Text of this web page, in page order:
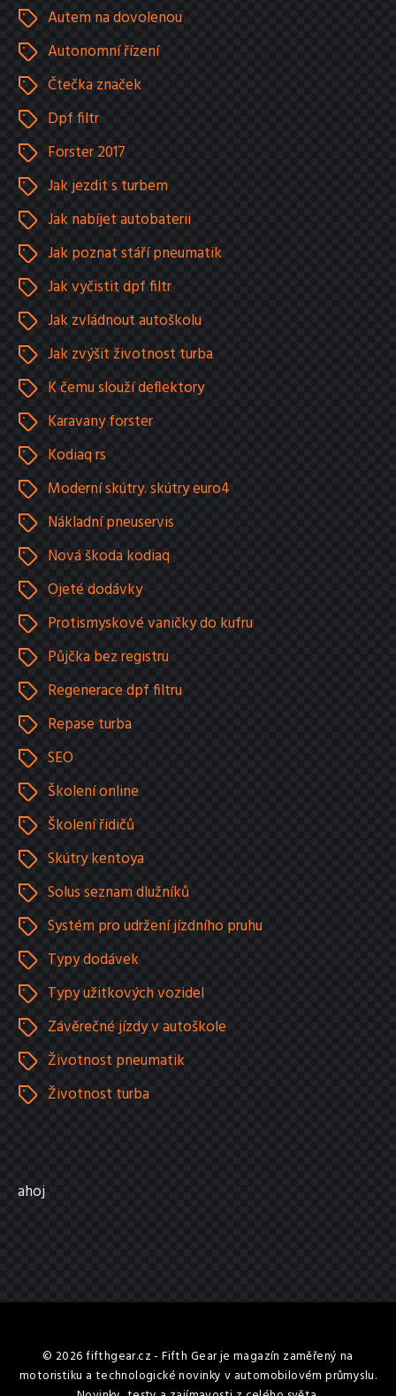
Autem na dovolenou
Autonomní řízení
Čtečka značek
Dpf filtr
Forster 2017
Jak jezdit s turbem
Jak nabíjet autobaterii
Jak poznat stáří pneumatik
Jak vyčistit dpf filtr
Jak zvládnout autoškolu
Jak zvýšit životnost turba
K čemu slouží deflektory
Karavany forster
Kodiaq rs
Moderní skútry. skútry euro4
Nákladní pneuservis
Nová škoda kodiaq
Ojeté dodávky
Protismyskové vaničky do kufru
Půjčka bez registru
Regenerace dpf filtru
Repase turba
SEO
Školení online
Školení řidičů
Skútry kentoya
Solus seznam dlužníků
Systém pro udržení jízdního pruhu
Typy dodávek
Typy užitkových vozidel
Závěrečné jízdy v autoškole
Životnost pneumatik
Životnost turba
ahoj
© 2026 fifthgear.cz - Fifth Gear je magazín zaměřený na
motoristiku a technologické novinky v automobilovém průmyslu.